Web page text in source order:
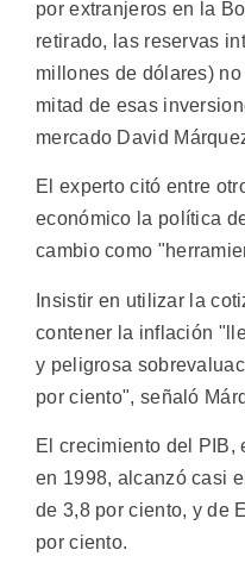
por extranjeros en la
retirado, las reservas
millones de dólares)
mitad de esas
mercado David
El experto citó entre
económico la política
cambio como
Insistir en utilizar la
contener la inflación
y peligrosa
por ciento", señaló
El crecimiento del PIB,
en 1998, alcanzó casi
de 3,8 por ciento, y de
por ciento.